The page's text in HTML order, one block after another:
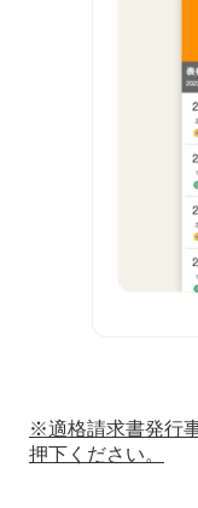
※適格請求書発行
押下ください。